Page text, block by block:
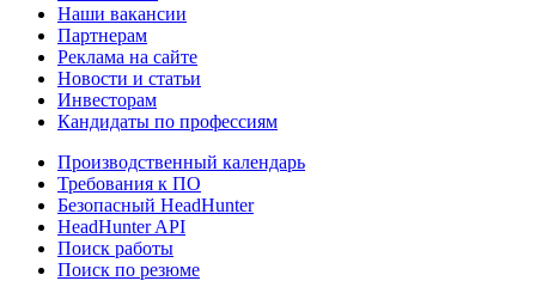
Наши вакансии
Партнерам
Реклама на сайте
Новости и статьи
Инвесторам
Кандидаты по профессиям
Производственный календарь
Требования к ПО
Безопасный HeadHunter
HeadHunter API
Поиск работы
Поиск по резюме